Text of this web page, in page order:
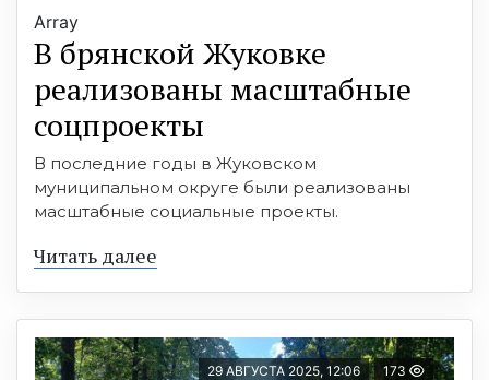
Array
В брянской Жуковке
реализованы масштабные
соцпроекты
В последние годы в Жуковском
муниципальном округе были реализованы
масштабные социальные проекты.
Читать далее
29 АВГУСТА 2025, 12:06 173